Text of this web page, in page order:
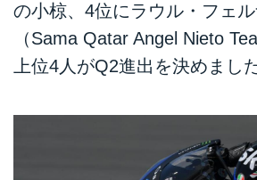
の小椋、4位にラウル・フェ
（Sama Qatar Angel Nieto
上位4人がQ2進出を決めました